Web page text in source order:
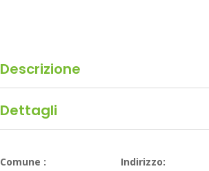
Descrizione
Dettagli
Comune : Indirizzo: